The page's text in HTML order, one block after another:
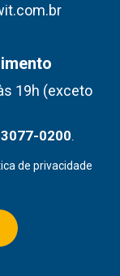
19h (exceto
0200.
de privacidade